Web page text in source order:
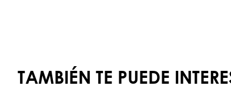
TAMBIÉN TE PUEDE